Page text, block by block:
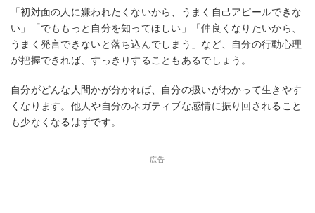
「初対面の人に嫌われたくないから、うまく自己アピールできな
い」「でももっと自分を知ってほしい」「仲良くなりたいから、
うまく発言できないと落ち込んでしまう」など、自分の行動心理
が把握できれば、すっきりすることもあるでしょう。
自分がどんな人間かが分かれば、自分の扱いがわかって生きやす
くなります。他人や自分のネガティブな感情に振り回されること
も少なくなるはずです。
広告